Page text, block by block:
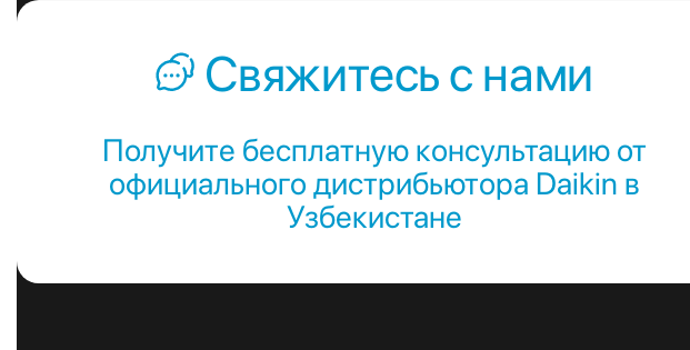
Свяжитесь с нами
Получите бесплатную консультацию от
официального дистрибьютора Daikin в
Узбекистане